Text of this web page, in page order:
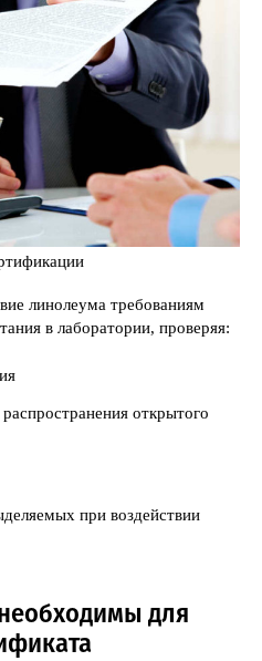
линолеума требованиям
в лаборатории, проверяя:
открытого
при воздействии
для